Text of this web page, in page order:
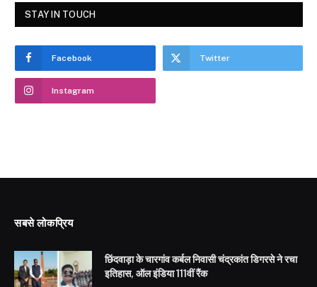
STAY IN TOUCH
Facebook Twitter
Instagram
सबसे लोकप्रिय
छिंदवाड़ा के चारगांव कर्बल निवासी चंद्रकांत डिगरसे ने रचा
इतिहास, ऑल इंडिया 111वीं रैंक